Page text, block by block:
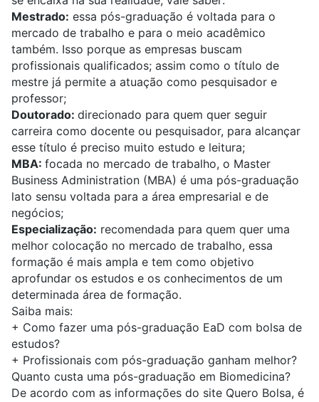
Mestrado: essa pós-graduação é voltada para o
mercado de trabalho e para o meio acadêmico
também. Isso porque as empresas buscam
profissionais qualificados; assim como o título de
mestre já permite a atuação como pesquisador e
professor;
Doutorado: direcionado para quem quer seguir
carreira como docente ou pesquisador, para alcançar
esse título é preciso muito estudo e leitura;
MBA: focada no mercado de trabalho, o Master
Business Administration (MBA) é uma pós-graduação
lato sensu voltada para a área empresarial e de
negócios;
Especialização: recomendada para quem quer uma
melhor colocação no mercado de trabalho, essa
formação é mais ampla e tem como objetivo
aprofundar os estudos e os conhecimentos de um
determinada área de formação.
Saiba mais:
+ Como fazer uma pós-graduação EaD com bolsa de
estudos?
+ Profissionais com pós-graduação ganham melhor?
Quanto custa uma pós-graduação em Biomedicina?
De acordo com as informações do site Quero Bolsa, é